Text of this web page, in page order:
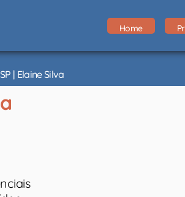
Home
| Elaine Silva